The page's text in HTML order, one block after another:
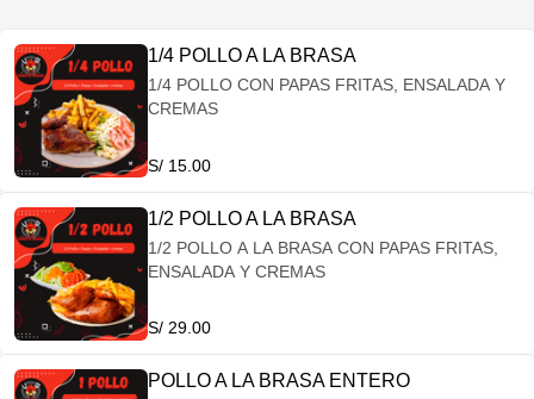
1/4 POLLO A LA BRASA
1/4 POLLO CON PAPAS FRITAS, ENSALADA Y
CREMAS
S/ 15.00
1/2 POLLO A LA BRASA
1/2 POLLO A LA BRASA CON PAPAS FRITAS,
ENSALADA Y CREMAS
S/ 29.00
POLLO A LA BRASA ENTERO